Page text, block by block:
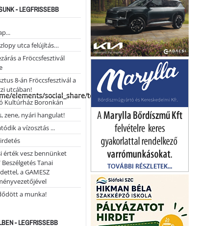
elements/social_share/templates/template.php
- LEGFRISSEBB
utca felújítás…
a Fröccsfesztivál
8-án Fröccsfesztivál a
utcában!
Kultúrház Boronkán
zene, nyári hangulat!
a vízosztás ...
érték vesz bennünket
Beszélgetés Tanai
a GAMESZ
a munka!
- LEGFRISSEBB